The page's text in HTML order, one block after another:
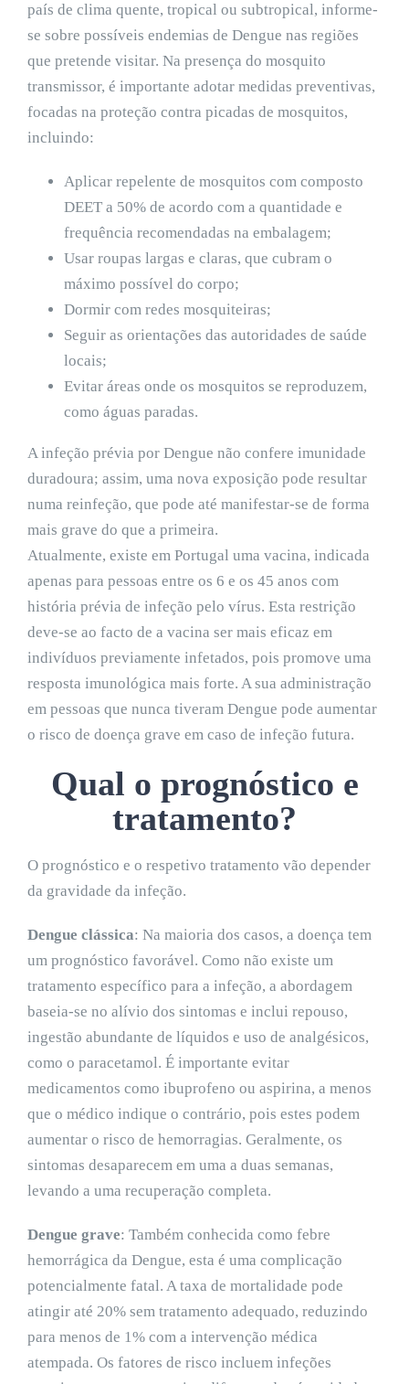
país de clima quente, tropical ou subtropical, informe-
se sobre possíveis endemias de Dengue nas regiões
que pretende visitar. Na presença do mosquito
transmissor, é importante adotar medidas preventivas,
focadas na proteção contra picadas de mosquitos,
incluindo:
Aplicar repelente de mosquitos com composto
DEET a 50% de acordo com a quantidade e
frequência recomendadas na embalagem;
Usar roupas largas e claras, que cubram o
máximo possível do corpo;
Dormir com redes mosquiteiras;
Seguir as orientações das autoridades de saúde
locais;
Evitar áreas onde os mosquitos se reproduzem,
como águas paradas.
A infeção prévia por Dengue não confere imunidade
duradoura; assim, uma nova exposição pode resultar
numa reinfeção, que pode até manifestar-se de forma
mais grave do que a primeira.
Atualmente, existe em Portugal uma vacina, indicada
apenas para pessoas entre os 6 e os 45 anos com
história prévia de infeção pelo vírus. Esta restrição
deve-se ao facto de a vacina ser mais eficaz em
indivíduos previamente infetados, pois promove uma
resposta imunológica mais forte. A sua administração
em pessoas que nunca tiveram Dengue pode aumentar
o risco de doença grave em caso de infeção futura.
Qual o prognóstico e
tratamento?
O prognóstico e o respetivo tratamento vão depender
da gravidade da infeção.
Dengue clássica: Na maioria dos casos, a doença tem
um prognóstico favorável. Como não existe um
tratamento específico para a infeção, a abordagem
baseia-se no alívio dos sintomas e inclui repouso,
ingestão abundante de líquidos e uso de analgésicos,
como o paracetamol. É importante evitar
medicamentos como ibuprofeno ou aspirina, a menos
que o médico indique o contrário, pois estes podem
aumentar o risco de hemorragias. Geralmente, os
sintomas desaparecem em uma a duas semanas,
levando a uma recuperação completa.
Dengue grave: Também conhecida como febre
hemorrágica da Dengue, esta é uma complicação
potencialmente fatal. A taxa de mortalidade pode
atingir até 20% sem tratamento adequado, reduzindo
para menos de 1% com a intervenção médica
atempada. Os fatores de risco incluem infeções